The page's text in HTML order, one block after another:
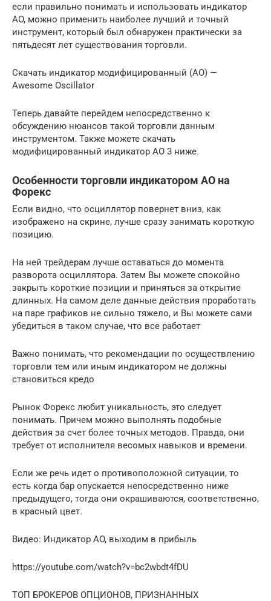
если правильно понимать и использовать индикатор
AO, можно применить наиболее лучший и точный
инструмент, который был обнаружен практически за
пятьдесят лет существования торговли.
Скачать индикатор модифицированный (АО) —
Awesome Oscillator
Теперь давайте перейдем непосредственно к
обсуждению нюансов такой торговли данным
инструментом. Также можете скачать
модифицированный индикатор АО 3 ниже.
Особенности торговли индикатором АО на
Форекс
Если видно, что осциллятор повернет вниз, как
изображено на скрине, лучше сразу занимать короткую
позицию.
На ней трейдерам лучше оставаться до момента
разворота осциллятора. Затем Вы можете спокойно
закрыть короткие позиции и приняться за открытие
длинных. На самом деле данные действия проработать
на паре графиков не сильно тяжело, и Вы можете сами
убедиться в таком случае, что все работает
Важно понимать, что рекомендации по осуществлению
торговли тем или иным индикатором не должны
становиться кредо
Рынок Форекс любит уникальность, это следует
понимать. Причем можно выполнять подобные
действия за счет более точных методов. Правда, они
требует от исполнителя весомых навыков и времени.
Если же речь идет о противоположной ситуации, то
есть когда бар опускается непосредственно ниже
предыдущего, тогда они окрашиваются, соответственно,
в красный цвет.
Видео: Индикатор AO, выходим в прибыль
https://youtube.com/watch?v=bc2wbdt4fDU
ТОП БРОКЕРОВ ОПЦИОНОВ, ПРИЗНАННЫХ